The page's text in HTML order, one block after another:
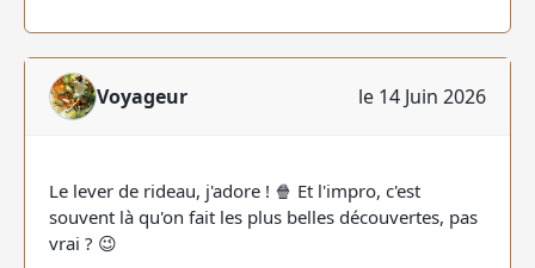
Voyageur le 14 Juin 2026
Le lever de rideau, j'adore ! 🍿 Et l'impro, c'est
souvent là qu'on fait les plus belles découvertes, pas
vrai ? 😉